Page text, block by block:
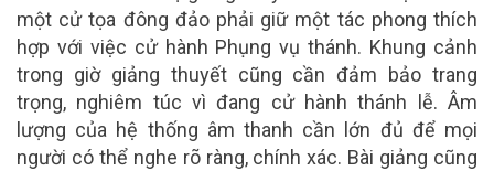
một cử tọa đông đảo phải giữ một tác phong thích
hợp với việc cử hành Phụng vụ thánh. Khung cảnh
trong giờ giảng thuyết cũng cần đảm bảo trang
trọng, nghiêm túc vì đang cử hành thánh lễ. Âm
lượng của hệ thống âm thanh cần lớn đủ để mọi
người có thể nghe rõ ràng, chính xác. Bài giảng cũng